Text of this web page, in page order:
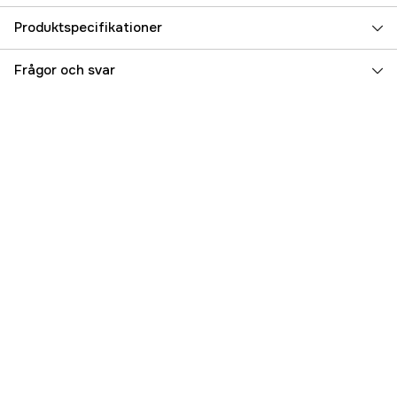
Produktspecifikationer
Längd 1800 mm
Frågor och svar